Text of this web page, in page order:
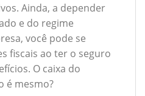
Ainda, a depender
e do regime
você pode se
fiscais ao ter o seguro
O caixa do
é mesmo?